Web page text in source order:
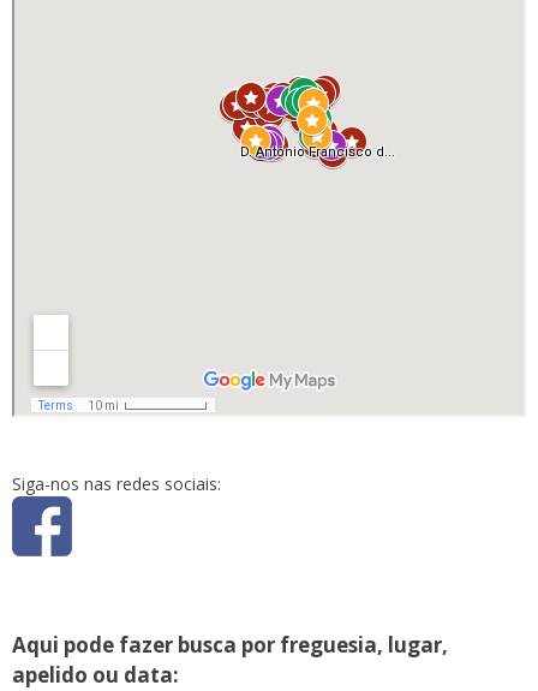
Siga-nos nas redes sociais:
Aqui pode fazer busca por freguesia, lugar,
apelido ou data: